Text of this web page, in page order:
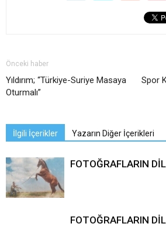
Önceki haber
Yıldırım; “Türkiye-Suriye Masaya
Oturmalı”
Spor
İlgili İçerikler Yazarın Diğer İçerikleri
FOTOĞRAFLARIN
FOTOĞRAFLARIN